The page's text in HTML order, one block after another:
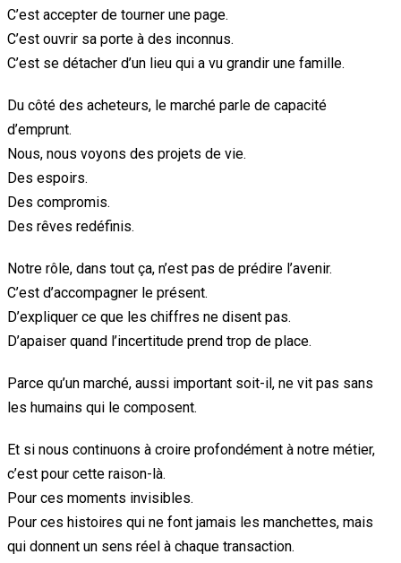
C’est accepter de tourner une page.
C’est ouvrir sa porte à des inconnus.
C’est se détacher d’un lieu qui a vu grandir une famille.
Du côté des acheteurs, le marché parle de capacité
d’emprunt.
Nous, nous voyons des projets de vie.
Des espoirs.
Des compromis.
Des rêves redéfinis.
Notre rôle, dans tout ça, n’est pas de prédire l’avenir.
C’est d’accompagner le présent.
D’expliquer ce que les chiffres ne disent pas.
D’apaiser quand l’incertitude prend trop de place.
Parce qu’un marché, aussi important soit-il, ne vit pas sans
les humains qui le composent.
Et si nous continuons à croire profondément à notre métier,
c’est pour cette raison-là.
Pour ces moments invisibles.
Pour ces histoires qui ne font jamais les manchettes, mais
qui donnent un sens réel à chaque transaction.